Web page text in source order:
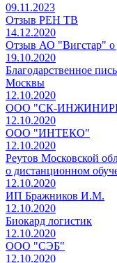
09.11.2023
Отзыв РЕН ТВ
14.12.2020
Отзыв АО "Вигстар" о
19.10.2020
Благодарственное
Москвы
12.10.2020
ООО "СК-
12.10.2020
ООО "ИНТЕКО"
12.10.2020
Реутов Московской
о дистанционном
12.10.2020
ИП Бражников И.М.
12.10.2020
Биокард логистик
12.10.2020
ООО "СЭБ"
12.10.2020